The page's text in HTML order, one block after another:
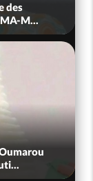
des
M...